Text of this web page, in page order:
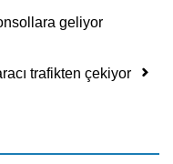
geliyor
trafikten çekiyor